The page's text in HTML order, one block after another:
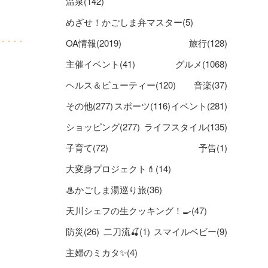
めざせ！かごしま弁マスター(5)
OA情報(2019)
旅行(128)
主催イベント(41)
グルメ(1068)
ヘルス＆ビューティー(120)
音楽(37)
その他(277) スポーツ(116)イベント(281)
ショッピング(277) ライフスタイル(135)
子育て(72)
予告(1)
大変身プロジェクト💄(14)
♨かごしま湯巡り旅(36)
天川シェフの生クッキング！🍳(47)
防災(26) 二刀流🍒(1) スマイルベビー(9)
主婦のミカタ✨(4)